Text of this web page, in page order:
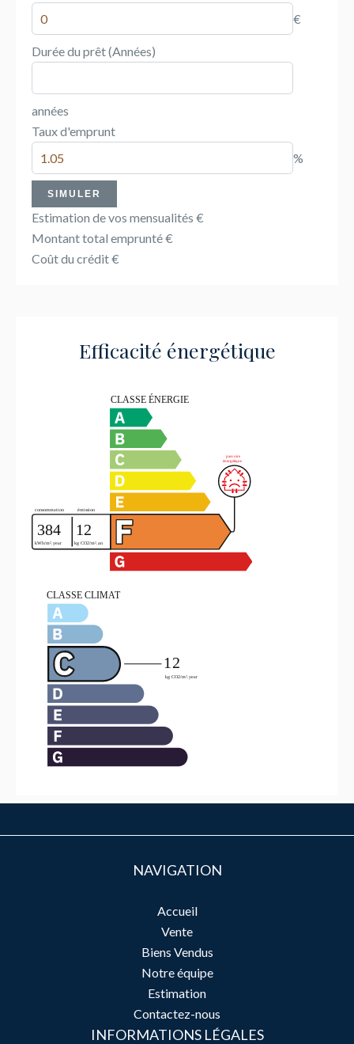
€
Durée du prêt (Années)
années
Taux d'emprunt
%
SIMULER
Estimation de vos mensualités €
Montant total emprunté€
Coût du crédit€
Efficacité énergétique
NAVIGATION
Accueil
Vente
Biens Vendus
Notre équipe
Estimation
Contactez-nous
INFORMATIONS LÉGALES